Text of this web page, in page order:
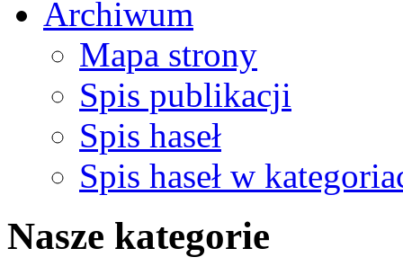
Archiwum
Mapa strony
Spis publikacji
Spis haseł
Spis haseł w
Nasze kategorie